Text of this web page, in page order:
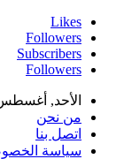
Likes
Followers
Subscribers
Followers
الأحد, أغسطس 9,
من نحن
اتصل بنا
سياسة